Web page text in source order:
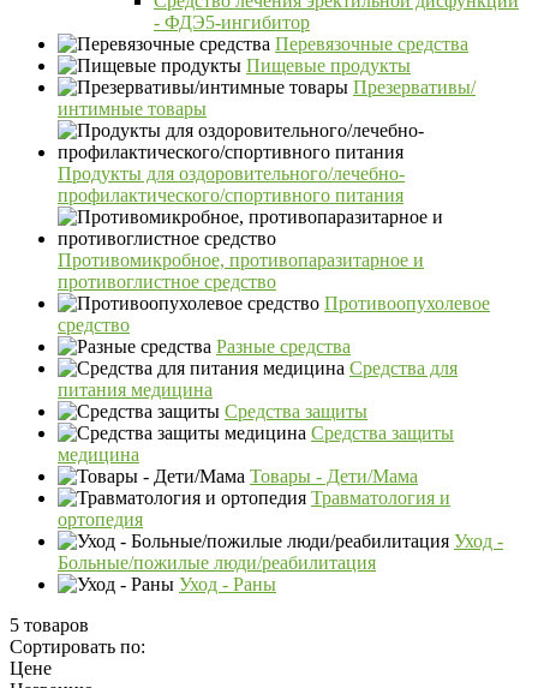
- ФДЭ5-ингибитор
Перевязочные средства
Пищевые продукты
Презервативы/
интимные товары
Продукты для оздоровительного/лечебно-
профилактического/спортивного питания
Противомикробное, противопаразитарное и
противоглистное средство
Противоопухолевое
средство
Разные средства
Средства для
питания медицина
Средства защиты
Средства защиты
медицина
Товары - Дети/Мама
Травматология и
ортопедия
Уход -
Больные/пожилые люди/реабилитация
Уход - Раны
5 товаров
Сортировать по:
Цене